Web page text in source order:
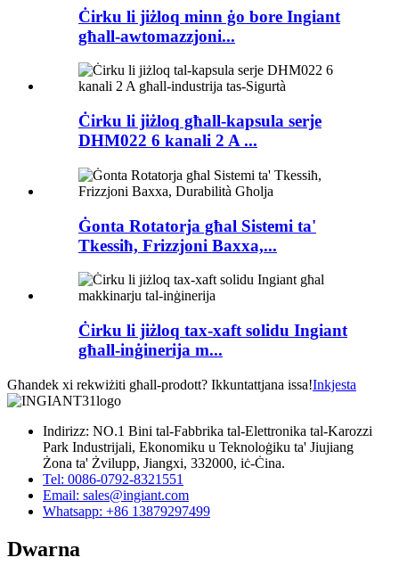
Ċirku li jiżloq minn ġo bore Ingiant
għall-awtomazzjoni...
Ċirku li jiżloq għall-kapsula serje
DHM022 6 kanali 2 A ...
Ġonta Rotatorja għal Sistemi ta'
Tkessiħ, Frizzjoni Baxxa,...
Ċirku li jiżloq tax-xaft solidu Ingiant
għall-inġinerija m...
Għandek xi rekwiżiti għall-prodott? Ikkuntattjana issa!Inkjesta
Indirizz: NO.1 Bini tal-Fabbrika tal-Elettronika tal-Karozzi
Park Industrijali, Ekonomiku u Teknoloġiku ta' Jiujiang
Żona ta' Żvilupp, Jiangxi, 332000, iċ-Ċina.
Tel: 0086-0792-8321551
Email: sales@ingiant.com
Whatsapp: +86 13879297499
Dwarna